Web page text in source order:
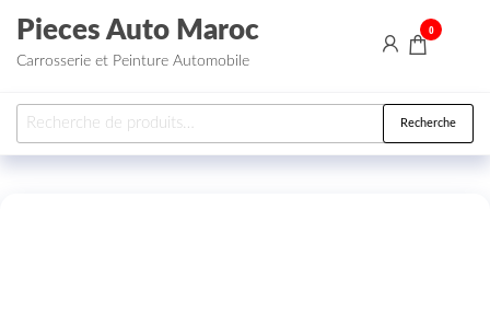
Aller au contenu
Pieces Auto Maroc
Carrosserie et Peinture Automobile
0
Recherche pour : Recherche